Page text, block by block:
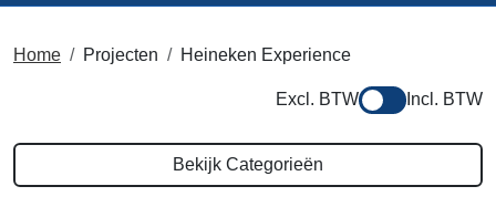
Home Projecten Heineken Experience
Excl. BTW Incl. BTW
Bekijk Categorieën